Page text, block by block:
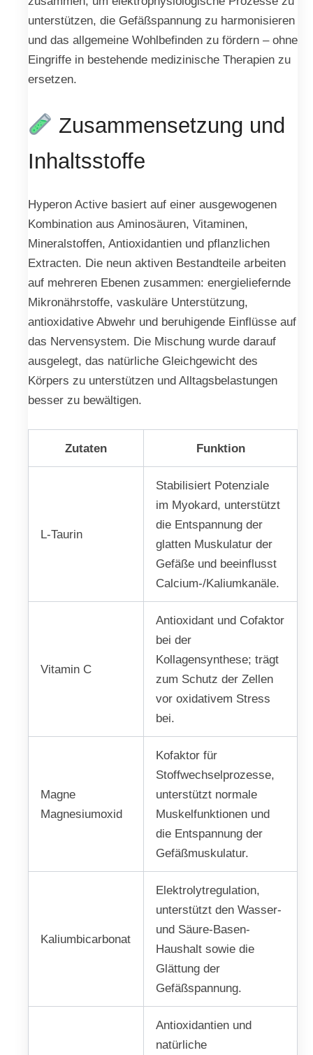
unterstützen, die Gefäßspannung zu harmonisieren
und das allgemeine Wohlbefinden zu fördern – ohne
Eingriffe in bestehende medizinische Therapien zu
ersetzen.
Zusammensetzung und
Inhaltsstoffe
Hyperon Active basiert auf einer ausgewogenen
Kombination aus Aminosäuren, Vitaminen,
Mineralstoffen, Antioxidantien und pflanzlichen
Extracten. Die neun aktiven Bestandteile arbeiten
auf mehreren Ebenen zusammen: energieliefernde
Mikronährstoffe, vaskuläre Unterstützung,
antioxidative Abwehr und beruhigende Einflüsse auf
das Nervensystem. Die Mischung wurde darauf
ausgelegt, das natürliche Gleichgewicht des
Körpers zu unterstützen und Alltagsbelastungen
besser zu bewältigen.
Zutaten Funktion
L-Taurin
Stabilisiert Potenziale
im Myokard, unterstützt
die Entspannung der
glatten Muskulatur der
Gefäße und beeinflusst
Calcium-/Kaliumkanäle.
Vitamin C
Antioxidant und Cofaktor
bei der
Kollagensynthese; trägt
zum Schutz der Zellen
vor oxidativem Stress
bei.
Magne
Magnesiumoxid
Kofaktor für
Stoffwechselprozesse,
unterstützt normale
Muskelfunktionen und
die Entspannung der
Gefäßmuskulatur.
Kaliumbicarbonat
Elektrolytregulation,
unterstützt den Wasser-
und Säure-Basen-
Haushalt sowie die
Glättung der
Gefäßspannung.
Antioxidantien und
natürliche